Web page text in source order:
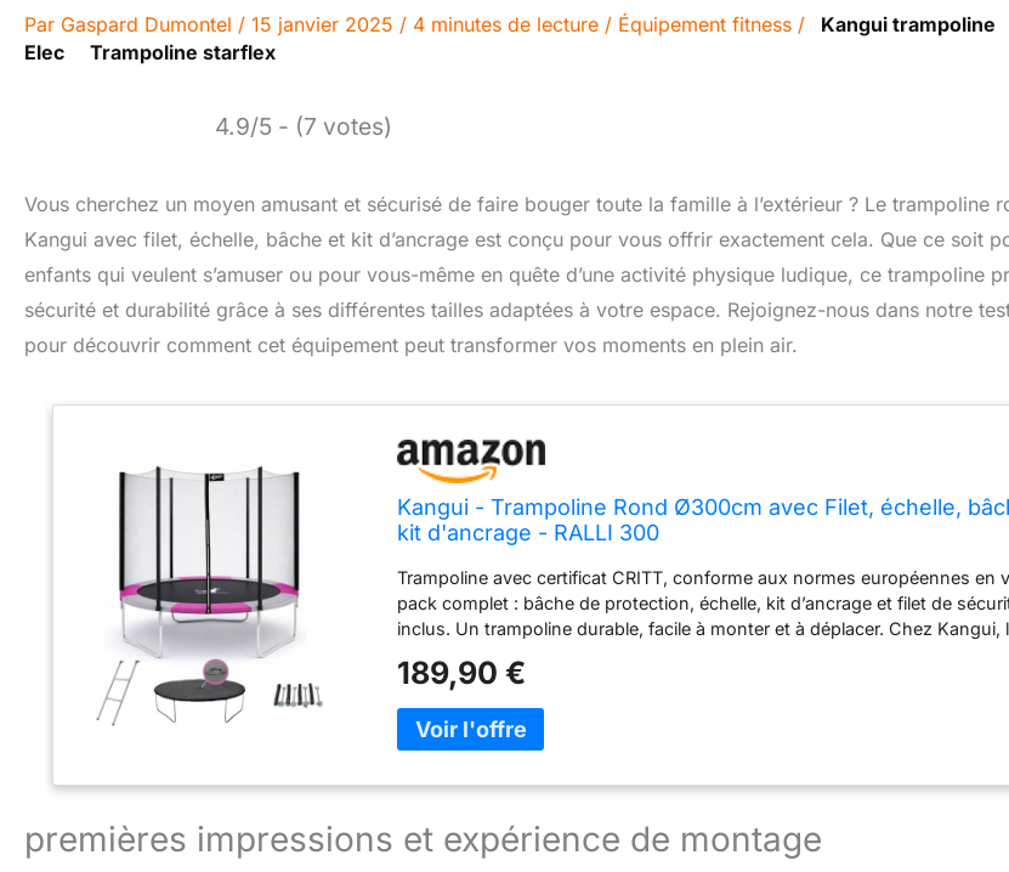
Par Gaspard Dumontel / 15 janvier 2025 / 4 minutes de lecture / Équipement fitness / Kangui trampoline
Elec
Trampoline starflex
4.9/5 - (7 votes)
Vous cherchez un moyen amusant et sécurisé de faire bouger toute la famille à l’extérieur ? Le trampoline
Kangui avec filet, échelle, bâche et kit d’ancrage est conçu pour vous offrir exactement cela. Que ce soit
enfants qui veulent s’amuser ou pour vous-même en quête d’une activité physique ludique, ce trampoline
sécurité et durabilité grâce à ses différentes tailles adaptées à votre espace. Rejoignez-nous dans notre
pour découvrir comment cet équipement peut transformer vos moments en plein air.
Kangui - Trampoline Rond Ø300cm avec Filet, échelle,
kit d'ancrage - RALLI 300
Trampoline avec certificat CRITT, conforme aux normes européennes en
pack complet : bâche de protection, échelle, kit d’ancrage et filet de
inclus. Un trampoline durable, facile à monter et à déplacer. Chez Kangui,
à chaud pour résister aux intempéries. Tapis de saut en Permatron
coutures renforcées sur tout le pourtour pour une longue durée de vie
toute la famille puisse s'amuser en toute sécurité, notre épaisse housse de
protection recouvre parfaitement le cadre et les ressorts. La mousse EPE
mm d'épaisseur et 29 cm de large empêche les petites vagues Les
mouvements, un bon équilibre, le soutien et l’amélioration de l’endurance.
trampoline canalise l'énergie des enfants les plus actifs et a également un
189,90 €
premières impressions et expérience de montage